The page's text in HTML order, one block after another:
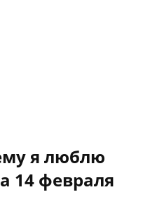
я люблю
14 февраля